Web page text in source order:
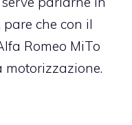
pare che con il
Romeo MiTo